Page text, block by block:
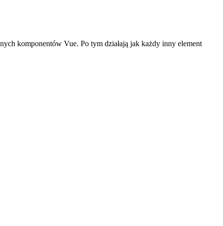
komponentów Vue. Po tym działają jak każdy inny element